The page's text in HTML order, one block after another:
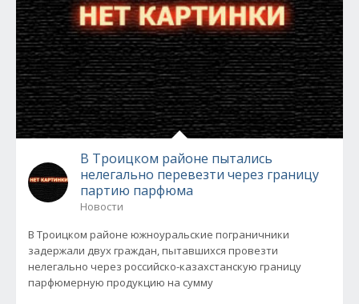
В Троицком районе пытались
нелегально перевезти через границу
партию парфюма
Новости
В Троицком районе южноуральские пограничники
задержали двух граждан, пытавшихся провезти
нелегально через российско-казахстанскую границу
парфюмерную продукцию на сумму